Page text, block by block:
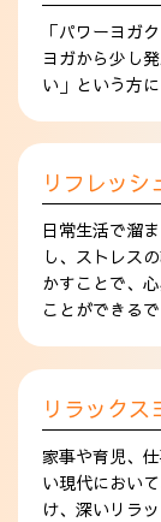
「パワーヨガ
ヨガから少し
い」という方に
リフレッシ
日常生活で溜
し、ストレス
かすことで、
ことができるで
リラックス
家事や育児、
い現代におい
け、深いリラ